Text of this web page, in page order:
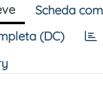
Scheda
(DC)